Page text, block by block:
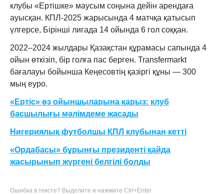
клубы «Ертішке» маусым соңына дейін арендаға
ауысқан. КПЛ-2025 жарысында 4 матчқа қатысып
үлгерсе, Бірінші лигада 14 ойында 6 гол соққан.
2022–2024 жылдары Қазақстан құрамасы сапында 4
ойын өткізіп, бір голға пас берген. Transfermarkt
бағалауы бойынша Кеңесовтің қазіргі құны — 300
мың еуро.
«Ертіс» өз ойыншыларына қарыз: клуб
басшылығы мәлімдеме жасады
Нигериялық футболшы ҚПЛ клубынан кетті
«Ордабасы» бұрынғы президенті қайда
жасырынып жүргені белгілі болды
Ошибка в тексте? Выделите и нажмите Ctrl+Enter